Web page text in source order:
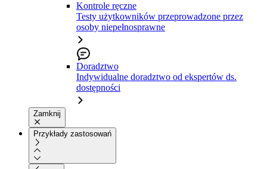
Kontrole ręczne
Testy użytkowników przeprowadzone przez
osoby niepełnosprawne
Doradztwo
Indywidualne doradztwo od ekspertów ds.
dostępności
Zamknij
Przykłady zastosowań